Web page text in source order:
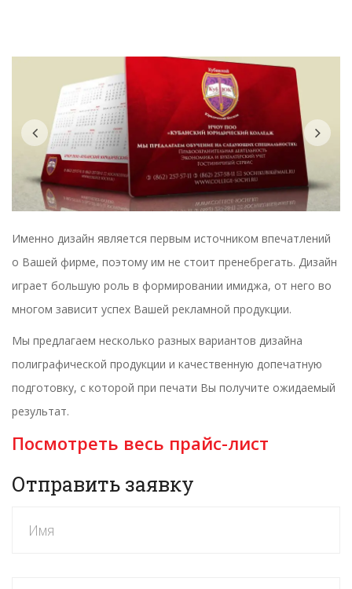
Previous
Именно дизайн является первым источником впечатлений
о Вашей фирме, поэтому им не стоит пренебрегать. Дизайн
играет большую роль в формировании имиджа, от него во
многом зависит успех Вашей рекламной продукции.
Мы предлагаем несколько разных вариантов дизайна
полиграфической продукции и качественную допечатную
подготовку, с которой при печати Вы получите ожидаемый
результат.
Посмотреть весь прайс-лист
Отправить заявку